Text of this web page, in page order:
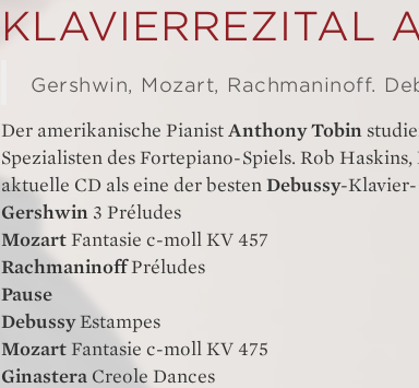
KLAVIERREZITAL
Gershwin, Mozart, Rachmaninoff.
Der amerikanische Pianist Anthony Tobin
Spezialisten des Fortepiano-Spiels. Rob Haskins,
aktuelle CD als eine der bestenDebussy-Klavier-
Gershwin 3 Préludes
Mozart Fantasie c-moll KV 457
RachmaninoffPréludes
Pause
DebussyEstampes
Mozart Fantasie c-moll KV 475
Ginastera Creole Dances